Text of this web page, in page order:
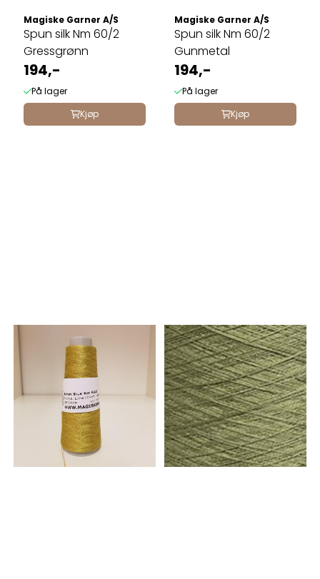
Magiske Garner A/S
Spun silk Nm 60/2
Gressgrønn
194,-
På lager
Kjøp
Magiske Garner A/S
Spun silk Nm 60/2
Gunmetal
194,-
På lager
Kjøp